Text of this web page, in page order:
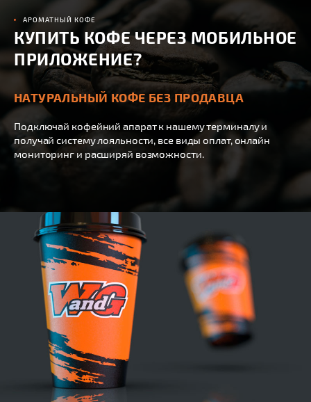
АРОМАТНЫЙ КОФЕ
КУПИТЬ КОФЕ ЧЕРЕЗ МОБИЛЬНОЕ
ПРИЛОЖЕНИЕ?
НАТУРАЛЬНЫЙ КОФЕ БЕЗ ПРОДАВЦА
Подключай кофейний апарат к нашему терминалу и
получай систему лояльности, все виды оплат, онлайн
мониторинг и расширяй возможности.